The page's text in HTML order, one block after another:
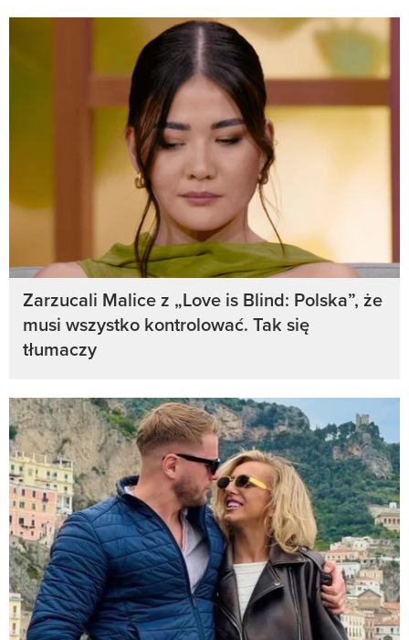
Zarzucali Malice z „Love is Blind: Polska”, że
musi wszystko kontrolować. Tak się
tłumaczy